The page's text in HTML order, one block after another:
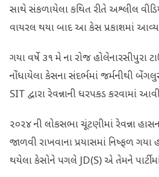
સાથે સંકળાયેલા કથિત રીતે અશ્લીલ
વાયરલ થયા બાદ આ કેસ પ્રકાશમાં
ગયા વર્ષે ૩૧ મે ના રોજ હોલેનારસીપુરા
નોંધાયેલા કેસના સંદર્ભમાં જર્મનીથી
SIT દ્વારા રેવન્નાની ધરપકડ કરવામાં
૨૦૨૪ ની લોકસભા ચૂંટણીમાં રેવન્ના
જાળવી રાખવાના પ્રયાસમાં નિષ્ફળ
થયેલા કેસોને પગલે JD(S) એ તેમને